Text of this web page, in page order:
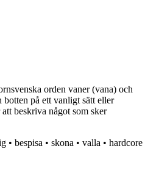
orden vaner (vana) och
på ett vanligt sätt eller
beskriva något som sker
• bespisa • skona • valla • hardcore